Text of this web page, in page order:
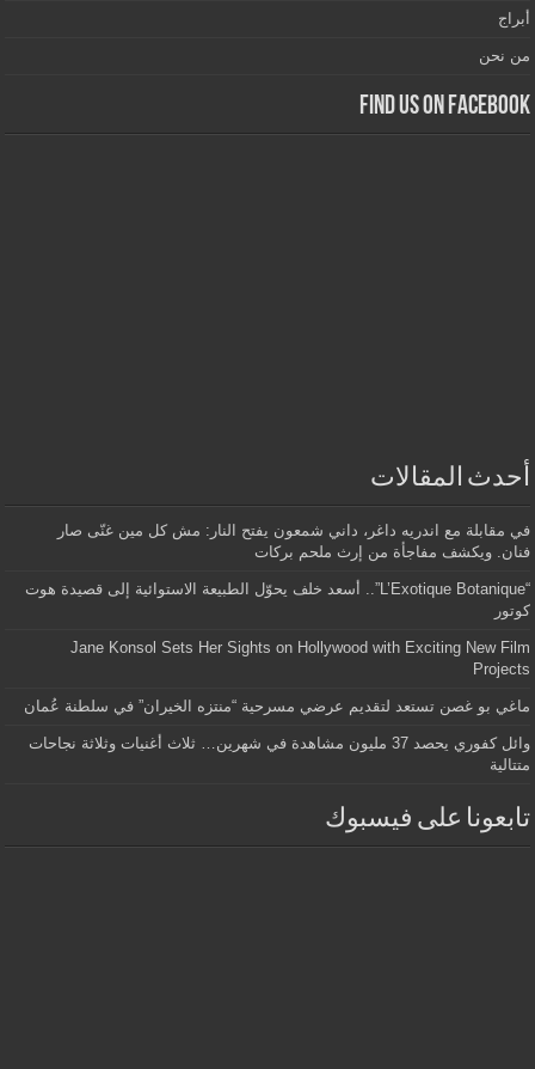
أبراج
من نحن
Find us on Facebook
أحدث المقالات
في مقابلة مع اندريه داغر، داني شمعون يفتح النار: مش كل مين غنّى صار
فنان. ويكشف مفاجأة من إرث ملحم بركات
“L’Exotique Botanique”.. أسعد خلف يحوّل الطبيعة الاستوائية إلى قصيدة هوت
كوتور
Jane Konsol Sets Her Sights on Hollywood with Exciting New Film
Projects
ماغي بو غصن تستعد لتقديم عرضي مسرحية “منتزه الخيران” في سلطنة عُمان
وائل كفوري يحصد 37 مليون مشاهدة في شهرين… ثلاث أغنيات وثلاثة نجاحات
متتالية
تابعونا على فيسبوك